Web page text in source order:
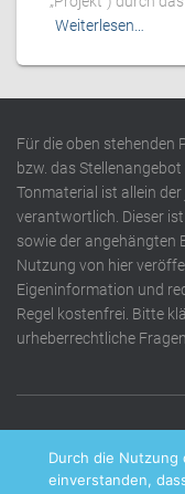
Weiterlesen…
Für die oben stehenden
bzw. das
Tonmaterial ist allein
verantwortlich. Dieser
sowie der angehängten
Nutzung von hier
Eigeninformation und
Regel kostenfrei. Bitte
urheberrechtliche
Durch die Nutzung
einverstanden,